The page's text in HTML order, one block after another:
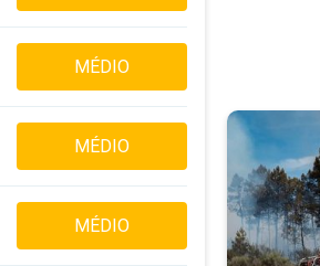
MÉDIO
MÉDIO
MÉDIO
Qualidade